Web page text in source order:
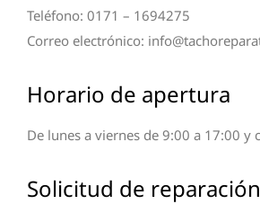
Teléfono: 0171 – 1694275
Correo electrónico:
Horario de apertura
De lunes a viernes de 9:00 a 17:00 y
Solicitud de